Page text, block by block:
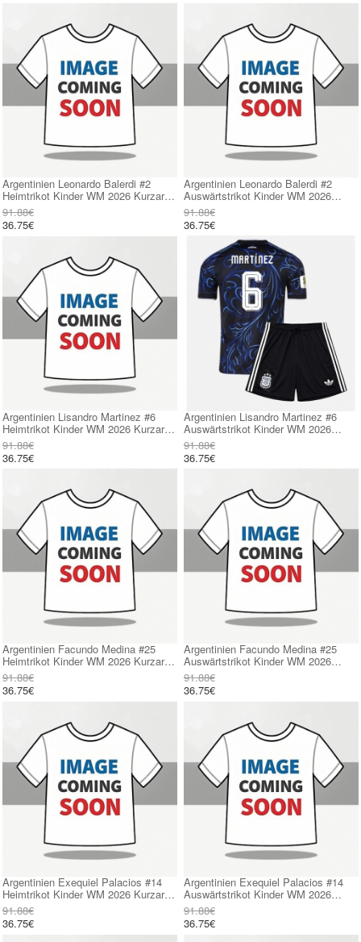
Argentinien Leonardo Balerdi #2
Heimtrikot Kinder WM 2026 Kurzarm
(+ kurze hosen)
91.88€
36.75€
Argentinien Leonardo Balerdi #2
Auswärtstrikot Kinder WM 2026
Kurzarm (+ kurze hosen)
91.88€
36.75€
Argentinien Lisandro Martinez #6
Heimtrikot Kinder WM 2026 Kurzarm
(+ kurze hosen)
91.88€
36.75€
Argentinien Lisandro Martinez #6
Auswärtstrikot Kinder WM 2026
Kurzarm (+ kurze hosen)
91.88€
36.75€
Argentinien Facundo Medina #25
Heimtrikot Kinder WM 2026 Kurzarm
(+ kurze hosen)
91.88€
36.75€
Argentinien Facundo Medina #25
Auswärtstrikot Kinder WM 2026
Kurzarm (+ kurze hosen)
91.88€
36.75€
Argentinien Exequiel Palacios #14
Heimtrikot Kinder WM 2026 Kurzarm
(+ kurze hosen)
91.88€
36.75€
Argentinien Exequiel Palacios #14
Auswärtstrikot Kinder WM 2026
Kurzarm (+ kurze hosen)
91.88€
36.75€